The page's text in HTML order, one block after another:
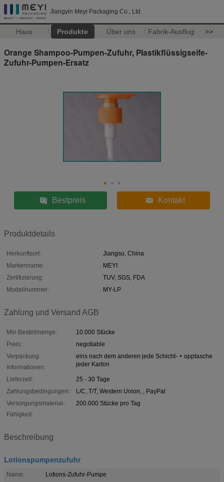
Jiangyin Meyi Packaging Co., Ltd.
Haus Produkte Über uns Fabrik-Ausflug >>
Orange Shampoo-Pumpen-Zufuhr, Plastikflüssigseife-
Zufuhr-Pumpen-Ersatz
Bestpreis Kontakt
Produktdetails
Herkunftsort:
Jiangsu, China
Markenname:
MEYI
Zertifizierung:
TUV, SGS, FDA
Modellnummer:
MY-LP
Zahlung und Versand AGB
Min Bestellmenge:
10.000 Stücke
Preis:
negotiable
Verpackung
Informationen:
eins nach dem anderen jede Schicht- + opptasche
jeder Karton
Lieferzeit:
25 - 30 Tage
Zahlungsbedingungen:
L/C, T/T, Western Union, , PayPal
Versorgungsmaterial-
Fähigkeit:
200.000 Stücke pro Tag
Beschreibung
Lotionspumpenzufuhr
Name:
Lotions-Zufuhr-Pumpe